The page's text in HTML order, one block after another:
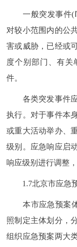
一般突发事件(Ⅳ
对较小范围内的公
害或威胁，已经或
度个别部门、有关
件。
各类突发事件应
执行。对于事件本
或重大活动举办、
级别。应急响应启
响应级别进行调整
1.7北京市应急
本市应急预案体
照制定主体划分，
组织应急预案两大